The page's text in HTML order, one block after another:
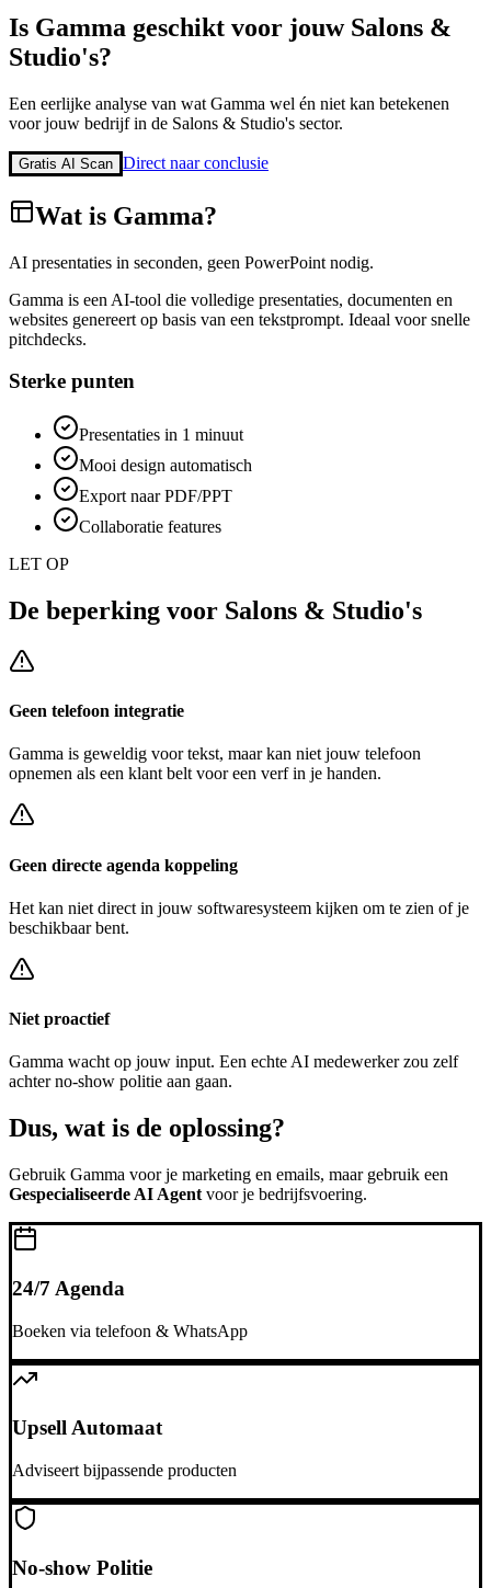
Is Gamma geschikt voor jouw Salons &
Studio's?
Een eerlijke analyse van wat Gamma wel én niet kan betekenen
voor jouw bedrijf in de Salons & Studio's sector.
Gratis AI Scan Direct naar conclusie
Wat is Gamma?
AI presentaties in seconden, geen PowerPoint nodig.
Gamma is een AI-tool die volledige presentaties, documenten en
websites genereert op basis van een tekstprompt. Ideaal voor snelle
pitchdecks.
Sterke punten
Presentaties in 1 minuut
Mooi design automatisch
Export naar PDF/PPT
Collaboratie features
LET OP
De beperking voor Salons & Studio's
Geen telefoon integratie
Gamma is geweldig voor tekst, maar kan niet jouw telefoon
opnemen als een klant belt voor een verf in je handen.
Geen directe agenda koppeling
Het kan niet direct in jouw softwaresysteem kijken om te zien of je
beschikbaar bent.
Niet proactief
Gamma wacht op jouw input. Een echte AI medewerker zou zelf
achterno-show politie aan gaan.
Dus, wat is de oplossing?
Gebruik Gamma voor je marketing en emails, maar gebruik een
Gespecialiseerde AI Agent voor je bedrijfsvoering.
24/7 Agenda
Boeken via telefoon & WhatsApp
Upsell Automaat
Adviseert bijpassende producten
No-show Politie